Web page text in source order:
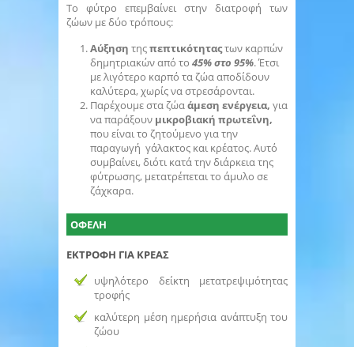
Το φύτρο επεμβαίνει στην διατροφή των
ζώων με δύο τρόπους:
Αύξηση τηςπεπτικότηταςτων καρπών
δημητριακών από το 45% στο 95%. Έτσι
με λιγότερο καρπό τα ζώα αποδίδουν
καλύτερα, χωρίς να στρεσάρονται.
Παρέχουμε στα ζώαάμεση ενέργεια, για
να παράξουν μικροβιακή πρωτεΐνη,
που είναι το ζητούμενο για την
παραγωγή γάλακτος και κρέατος.Αυτό
συμβαίνει,διότι κατά την διάρκεια της
φύτρωσης, μετατρέπεται το άμυλο σε
ζάχκαρα.
ΟΦΕΛΗ
ΕΚΤΡΟΦΗ ΓΙΑ ΚΡΕΑΣ
υψηλότερο δείκτη μετατρεψιμότητας
τροφής
καλύτερη μέση ημερήσια ανάπτυξη του
ζώου